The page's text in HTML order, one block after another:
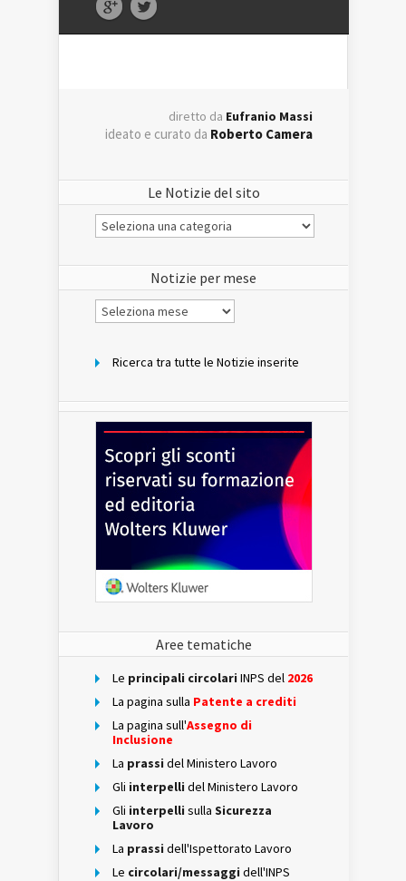
diretto da Eufranio Massi
ideato e curato da Roberto Camera
Le Notizie del sito
Le
Notizie
Notizie per mese
Notizie
per
Ricerca tra tutte le Notizie inserite
Aree tematiche
Le principali circolari INPS del 2026
La pagina sulla Patente a crediti
La pagina sull'Assegno di
Inclusione
La prassi del Ministero Lavoro
Gli interpelli del Ministero Lavoro
Gli interpelli sulla Sicurezza
Lavoro
La prassi dell'Ispettorato Lavoro
Le circolari/messaggi dell'INPS